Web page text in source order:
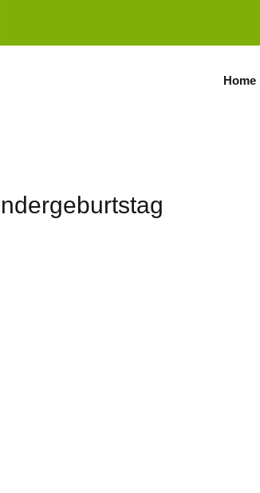
Home